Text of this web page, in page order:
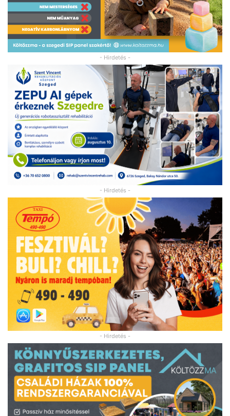
- Hirdetés -
- Hirdetés -
- Hirdetés -